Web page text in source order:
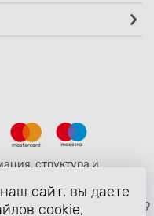
структура и
российскими и
об охране
(статьи 1259
сайт, вы даете
cookie,